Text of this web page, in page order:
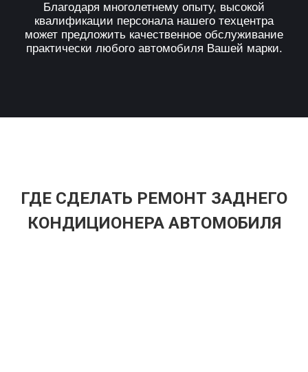
Благодаря многолетнему опыту, высокой
квалификации персонала нашего техцентра
может предложить качественное обслуживание
практически любого автомобиля Вашей марки.
ГДЕ СДЕЛАТЬ РЕМОНТ ЗАДНЕГО
КОНДИЦИОНЕРА АВТОМОБИЛЯ